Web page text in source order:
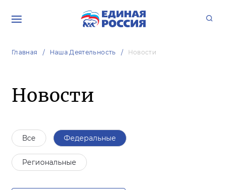
Главная Наша Деятельность Новости
Новости
Все Федеральные
Региональные